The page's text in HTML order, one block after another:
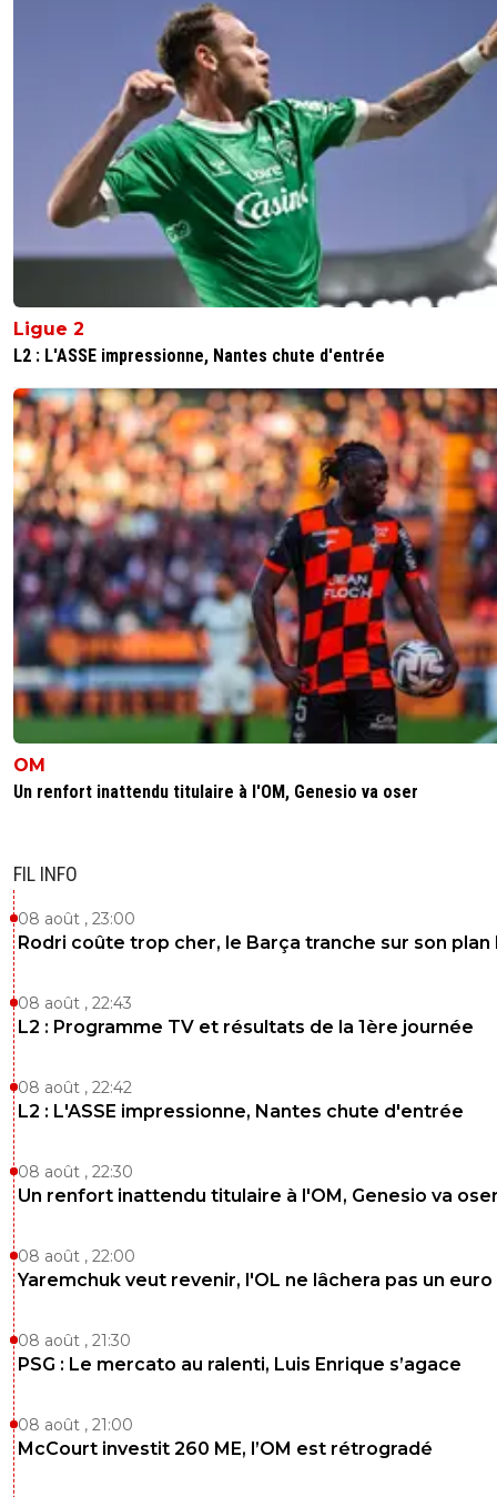
Ligue 2
L2 : L'ASSE impressionne, Nantes chute d'entrée
OM
Un renfort inattendu titulaire à l'OM, Genesio va oser
FIL INFO
08 août , 23:00
Rodri coûte trop cher, le Barça tranche sur son plan
08 août , 22:43
L2 : Programme TV et résultats de la 1ère journée
08 août , 22:42
L2 : L'ASSE impressionne, Nantes chute d'entrée
08 août , 22:30
Un renfort inattendu titulaire à l'OM, Genesio va
08 août , 22:00
Yaremchuk veut revenir, l'OL ne lâchera pas un euro
08 août , 21:30
PSG : Le mercato au ralenti, Luis Enrique s’agace
08 août , 21:00
McCourt investit 260 ME, l’OM est rétrogradé